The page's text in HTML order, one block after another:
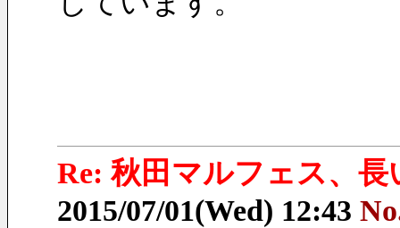
Re: 秋田マルフェス、
2015/07/01(Wed) 12:43